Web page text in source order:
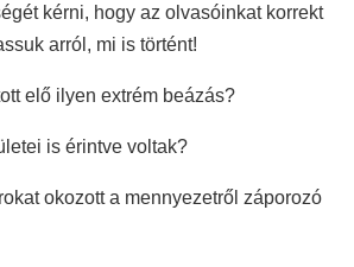
kérni, hogy az olvasóinkat korrekt
arról, mi is történt!
elő ilyen extrém beázás?
is érintve voltak?
okozott a mennyezetről záporozó